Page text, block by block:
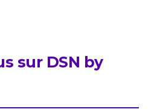
sur DSN by